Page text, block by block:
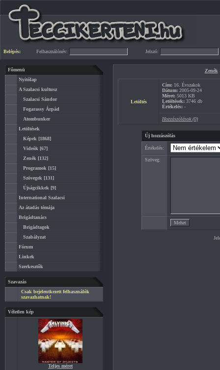
Belépés: Felhasználónév: Jelszó:
Főmenü
Nyitólap
A Szalacsi kultusz
Szalacsi Sándor
Fogarassy Árpád
Atombunker
Letöltések
Képek [1868]
Videók [67]
Zenék [132]
Programok [15]
Szövegek [131]
Újságcikkek [9]
International Szalacsi
Az átadás témája
Brigádtanács
Brigádtagok
Szabályzat
Fórum
Linkek
Szerkesztők
Szavazás
Csak bejelentkezett felhasználók
szavazhatnak!
Véletlen kép
Teljes méret
Zenék
Letöltés
Cím: 16. Évszakok
Dátum: 2005-09-24
Méret: 5013 KB
Letöltések: 3746 db
Értékelés: -
Hozzászólások (0)
Új hozzászólás
Értékelés:
Szöveg: